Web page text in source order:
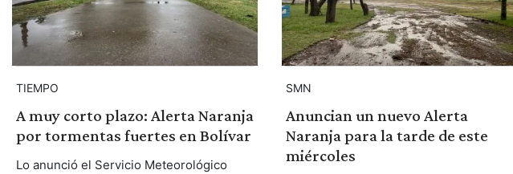
TIEMPO
A muy corto plazo: Alerta Naranja
por tormentas fuertes en Bolívar
Lo anunció el Servicio Meteorológico
SMN
Anuncian un nuevo Alerta
Naranja para la tarde de este
miércoles